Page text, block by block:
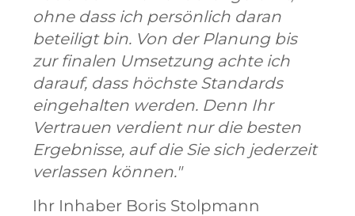
ohne dass ich persönlich daran
beteiligt bin. Von der Planung bis
zur finalen Umsetzung achte ich
darauf, dass höchste Standards
eingehalten werden. Denn Ihr
Vertrauen verdient nur die besten
Ergebnisse, auf die Sie sich jederzeit
verlassen können."
Ihr Inhaber Boris Stolpmann